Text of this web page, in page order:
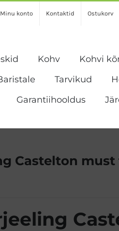
Minu konto Kontaktid Ostukorv
Kohv Kohvi
Tarvikud
Garantiihooldus
Castelton must